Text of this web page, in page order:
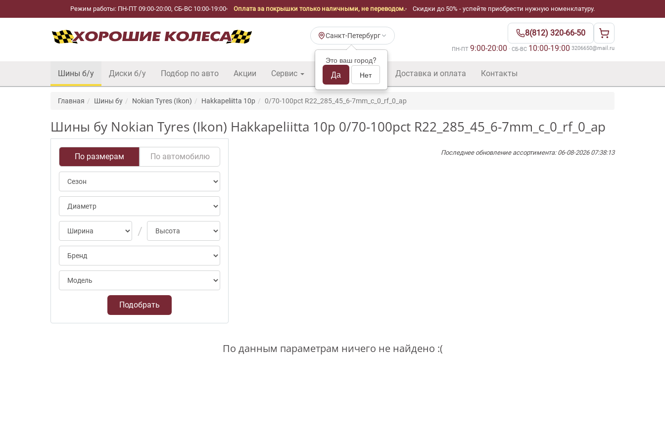
Режим работы: ПН-ПТ 09:00-20:00, СБ-ВС 10:00-19:00 Оплата за покрышки только наличными, не переводом. Скидки до 50% - успейте приобрести нужную номенклатуру.
Санкт-Петербург
Это ваш город?
Да Нет
8(812) 320-66-50
ПН-ПТ 9:00-20:00 · СБ-ВС 10:00-19:00·3206650@mail.ru
Шины б/у Диски б/у Подбор по авто Акции Сервис Шины б/у оптом Доставка и оплата Контакты
Главная Шины бу Nokian Tyres (Ikon) Hakkapeliitta 10p 0/70-100pct R22_285_45_6-7mm_c_0_rf_0_ap
Шины бу Nokian Tyres (Ikon) Hakkapeliitta 10p 0/70-100pct R22_285_45_6-7mm_c_0_rf_0_ap
По размерам По автомобилю
Подобрать
Последнее обновление ассортимента: 06-08-2026 07:38:13
По данным параметрам ничего не найдено :(